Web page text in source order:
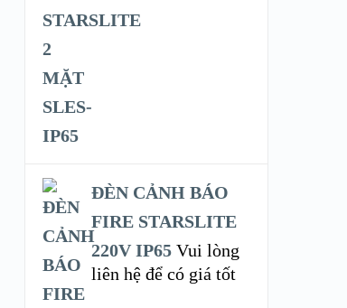
ĐÈN CẢNH BÁO
FIRE STARSLITE
220V IP65 Vui lòng
liên hệ để có giá tốt